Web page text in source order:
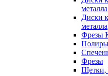
металла
Диски
металла
Фрезы
Полиры
Фрезы
Щетки,